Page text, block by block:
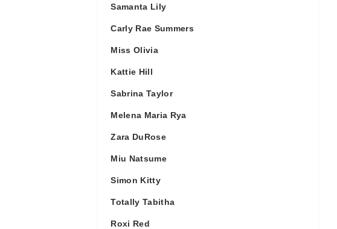
Samanta Lily
Carly Rae Summers
Miss Olivia
Kattie Hill
Sabrina Taylor
Melena Maria Rya
Zara DuRose
Miu Natsume
Simon Kitty
Totally Tabitha
Roxi Red